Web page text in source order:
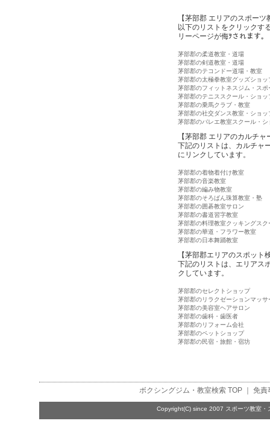
【茅部郡 エリアのスポー
以下のリストをクリックす
リーページが侮ｦされます。
茅部郡の柔道教室・道場
茅部郡の剣道教室・道場
茅部郡のテコンドー道場・教室
茅部郡の太極拳教室グッズショッ
茅部郡のフィットネスジム・スポ
茅部郡のテニススクール・ショッ
茅部郡の乗馬クラブ・教室
茅部郡の社交ダンス教室・ショッ
茅部郡のバレエ教室スクール・シ
【茅部郡 エリアのカルチ
下記のリストは、カルチャ
にリンクしています。
茅部郡の着物着付け教室
茅部郡の音楽教室
茅部郡の編み物教室
茅部郡のそろばん珠算教室・塾
茅部郡の囲碁教室サロン
茅部郡の書道習字教室
茅部郡の料理教室クッキングスク
茅部郡の華道・フラワー教室
茅部郡の日本舞踊教室
【茅部郡エリアのスポット
下記のリストは、エリアス
クしています。
茅部郡のセレクトショップ
茅部郡のリラクゼーションマッサ
茅部郡の美容室ヘアサロン
茅部郡の歯科・歯医者
茅部郡のリフォーム会社
茅部郡のペットショップ
茅部郡の民宿・旅館・宿坊
ボクシングジム・教室検索TOP ｜ 免責
Copyright(C) since 2007 スポーツ教室・